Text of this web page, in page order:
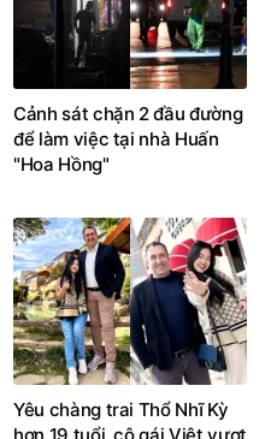
Cảnh sát chặn 2 đầu đường
để làm việc tại nhà Huấn
"Hoa Hồng"
Yêu chàng trai Thổ Nhĩ Kỳ